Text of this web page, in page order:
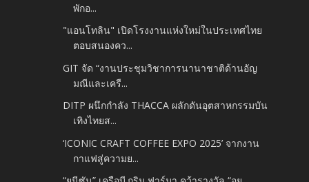
พักอ...
"แอนโทลิน" เปิดโรงงานแห่งใหม่ในประเทศไทย
ตอบสนองคว...
GIT จัด “งานประชุมวิชาการนานาชาติด้านอัญ
มณีและเครื...
DITP ผนึกกำลัง THACCA ผลักดันอุตสาหกรรมบัน
เทิงไทยส...
‘ICONIC CRAFT COFFEE EXPO 2025’ จากงาน
กาแฟสู่ความย...